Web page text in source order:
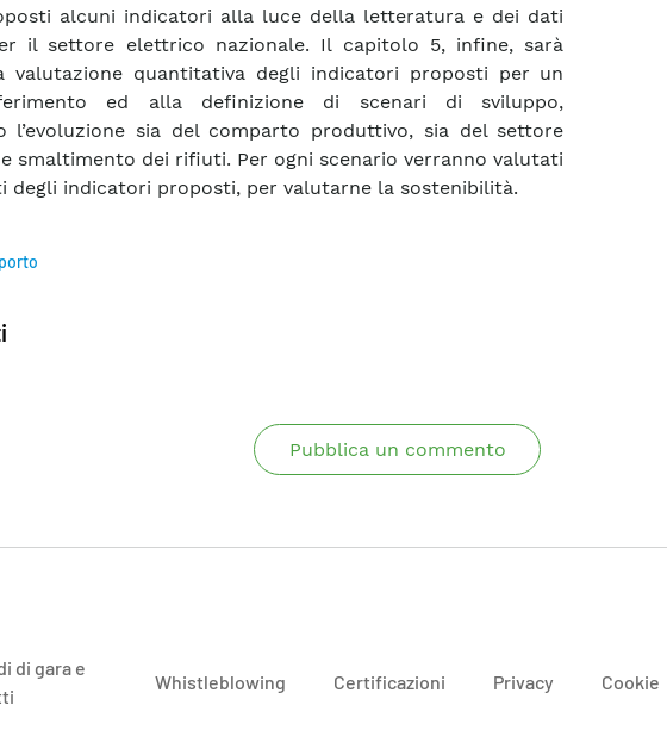
alcuni indicatori alla luce della letteratura e dei dati
il settore elettrico nazionale. Il capitolo 5, infine, sarà
valutazione quantitativa degli indicatori proposti per un
ed alla definizione di scenari di sviluppo,
l’evoluzione sia del comparto produttivo, sia del settore
smaltimento dei rifiuti. Per ogni scenario verranno valutati
degli indicatori proposti, per valutarne la sostenibilità.
Pubblica un commento
di gara e
Whistleblowing Certificazioni Privacy Cookie